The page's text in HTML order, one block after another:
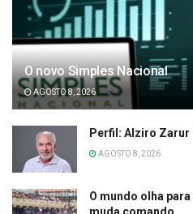
O novo Simples Nacional
AGOSTO 8, 2026
Perfil: Alziro Zarur
AGOSTO 8, 2026
O mundo olha
muda comando